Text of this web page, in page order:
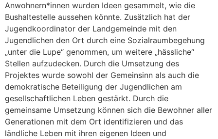
Anwohnern*innen wurden Ideen gesammelt, wie die
Bushaltestelle aussehen könnte. Zusätzlich hat der
Jugendkoordinator der Landgemeinde mit den
Jugendlichen den Ort durch eine Sozialraumbegehung
„unter die Lupe“ genommen, um weitere „hässliche“
Stellen aufzudecken. Durch die Umsetzung des
Projektes wurde sowohl der Gemeinsinn als auch die
demokratische Beteiligung der Jugendlichen am
gesellschaftlichen Leben gestärkt. Durch die
gemeinsame Umsetzung können sich die Bewohner aller
Generationen mit dem Ort identifizieren und das
ländliche Leben mit ihren eigenen Ideen und